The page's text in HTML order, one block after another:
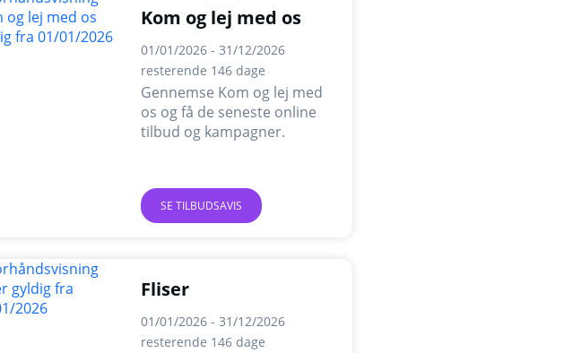
Kom og lej med os
01/01/2026 - 31/12/2026
resterende 146 dage
Gennemse Kom og lej med
os og få de seneste online
tilbud og kampagner.
SE TILBUDSAVIS
Fliser
01/01/2026 - 31/12/2026
resterende 146 dage